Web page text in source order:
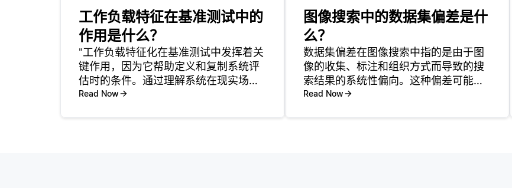
工作负载特征在基准测试中的
作用是什么？
"工作负载特征化在基准测试中发挥着关
键作用，因为它帮助定义和复制系统评
估时的条件。通过理解系统在现实场景
中可能遇到的工作负载的特定模式和行
Read Now
图像搜索中的数据集偏差是什
么？
数据集偏差在图像搜索中指的是由于图
像的收集、标注和组织方式而导致的搜
索结果的系统性偏向。这种偏差可能导
致对主题、概念或人口统计的表示不均
Read Now